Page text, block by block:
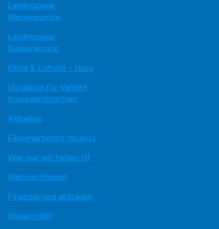
Landingpage
Wärmepumpe
Landingpage
Badsanierung
Klima & Lüftung - hissu
Vorgaben für Vaillant
Kompetenzpartner
Aktuelles
Fliesenarbeiten (toujou)
Was nur wir haben HI
Weihnachtspost
Finanzierung anfragen
Fördermittel